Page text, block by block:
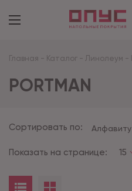
Главная - Каталог - Линолеум -
PORTMAN
Сортировать по: Алфавиту
Показать на странице: 15